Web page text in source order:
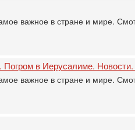
важное в стране и мире.
в Иерусалиме. Новости.
важное в стране и мире.